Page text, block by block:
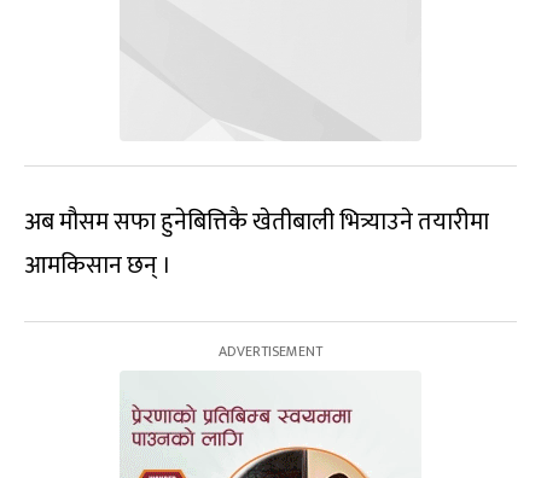
अब मौसम सफा हुनेबित्तिकै खेतीबाली भित्र्याउने तयारीमा
आमकिसान छन् ।